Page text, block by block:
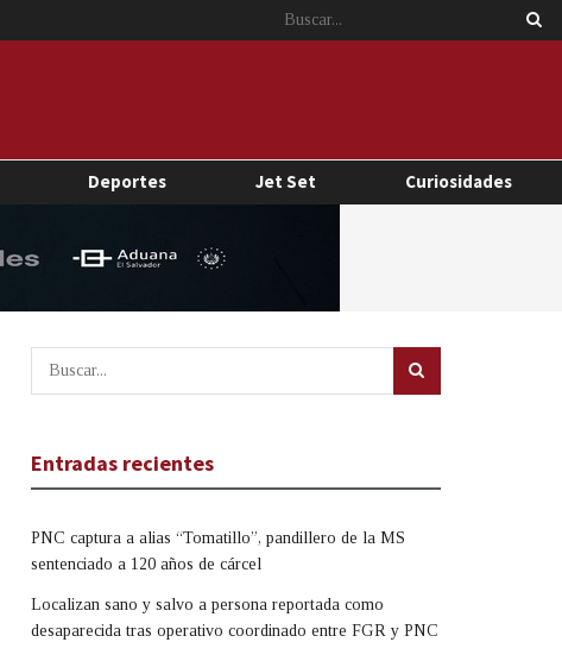
Deportes Jet Set Curiosidades
Entradas recientes
PNC captura a alias “Tomatillo”, pandillero de la MS
sentenciado a 120 años de cárcel
Localizan sano y salvo a persona reportada como
desaparecida tras operativo coordinado entre FGR y PNC